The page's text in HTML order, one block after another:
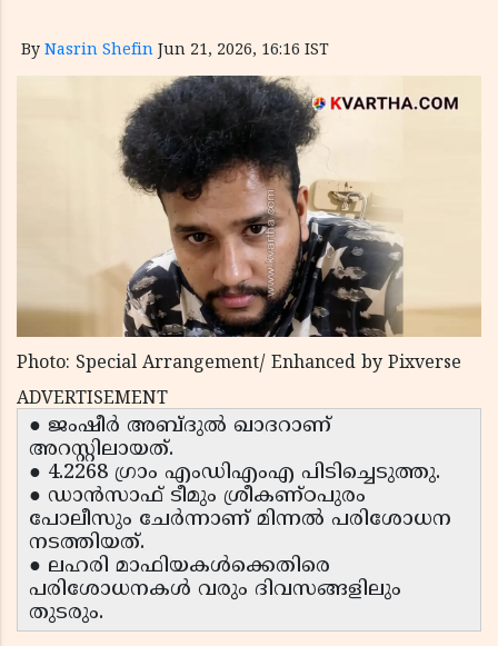
By Nasrin Shefin Jun 21, 2026, 16:16 IST
Photo: Special Arrangement/ Enhanced by Pixverse
ADVERTISEMENT
● ജംഷീർ അബ്ദുൽ ഖാദറാണ്
അറസ്റ്റിലായത്.
● 4.2268 ഗ്രാം എംഡിഎംഎ പിടിച്ചെടുത്തു.
● ഡാൻസാഫ് ടീമും ശ്രീകണ്ഠപുരം
പോലീസും ചേർന്നാണ് മിന്നൽ പരിശോധന
നടത്തിയത്.
● ലഹരി മാഫിയകൾക്കെതിരെ
പരിശോധനകൾ വരും ദിവസങ്ങളിലും
തുടരും.